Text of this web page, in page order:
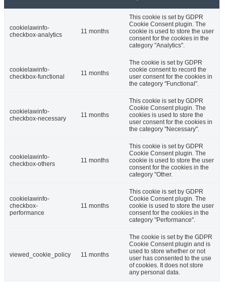
cookielawinfo-
checkbox-analytics
11 months
This cookie is set by GDPR
Cookie Consent plugin. The
cookie is used to store the user
consent for the cookies in the
category "Analytics".
cookielawinfo-
checkbox-functional
11 months
The cookie is set by GDPR
cookie consent to record the
user consent for the cookies in
the category "Functional".
cookielawinfo-
checkbox-necessary
11 months
This cookie is set by GDPR
Cookie Consent plugin. The
cookies is used to store the
user consent for the cookies in
the category "Necessary".
cookielawinfo-
checkbox-others
11 months
This cookie is set by GDPR
Cookie Consent plugin. The
cookie is used to store the user
consent for the cookies in the
category "Other.
cookielawinfo-
checkbox-
performance
11 months
This cookie is set by GDPR
Cookie Consent plugin. The
cookie is used to store the user
consent for the cookies in the
category "Performance".
viewed_cookie_policy 11 months
The cookie is set by the GDPR
Cookie Consent plugin and is
used to store whether or not
user has consented to the use
of cookies. It does not store
any personal data.